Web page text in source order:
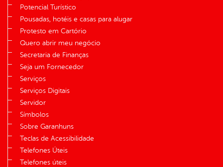
Potencial Turístico
Pousadas, hotéis e casas para alugar
Protesto em Cartório
Quero abrir meu negócio
Secretaria de Finanças
Seja um Fornecedor
Serviços
Serviços Digitais
Servidor
Símbolos
Sobre Garanhuns
Teclas de Acessibilidade
Telefones Úteis
Telefones úteis